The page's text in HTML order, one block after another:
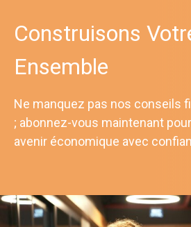
Construisons
Ensemble
Ne manquez pas nos conseils
; abonnez-vous maintenant
avenir économique avec